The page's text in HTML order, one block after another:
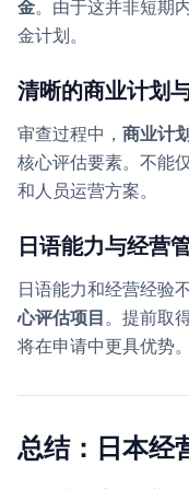
金。由于这并非短期
金计划。
清晰的商业计划
审查过程中， 商业计
核心评估要素。不能
和人员运营方案。
日语能力与经营
日语能力和经营经验
心评估项目 。提前取
将在申请中更具优势。
总结：日本经